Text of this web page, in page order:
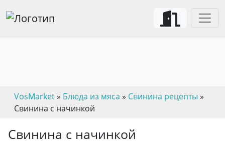
VosMarket» Блюда из мяса » Свинина рецепты »
Свинина с начинкой
Свинина с начинкой